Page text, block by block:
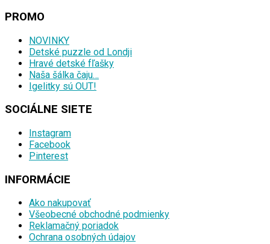
PROMO
NOVINKY
Detské puzzle od Londji
Hravé detské fľašky
Naša šálka čaju…
Igelitky sú OUT!
SOCIÁLNE SIETE
Instagram
Facebook
Pinterest
INFORMÁCIE
Ako nakupovať
Všeobecné obchodné podmienky
Reklamačný poriadok
Ochrana osobných údajov